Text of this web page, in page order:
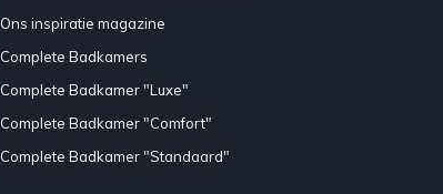
Ons inspiratie magazine
Complete Badkamers
Complete Badkamer "Luxe"
Complete Badkamer "Comfort"
Complete Badkamer "Standaard"